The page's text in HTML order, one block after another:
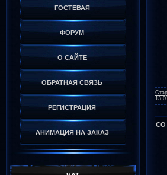
ГОСТЕВАЯ
ФОРУМ
О САЙТЕ
ОБРАТНАЯ СВЯЗЬ
РЕГИСТРАЦИЯ
АНИМАЦИЯ НА ЗАКАЗ
СО